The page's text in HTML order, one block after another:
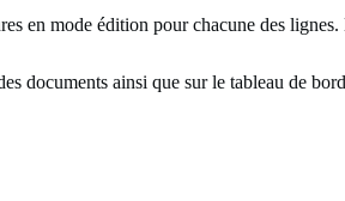
en mode édition pour chacune des
documents ainsi que sur le tableau de